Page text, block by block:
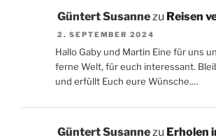
Güntert Susannezu Reisen
2. SEPTEMBER 2024
Hallo Gaby und Martin Eine für uns
ferne Welt, für euch interessant.
und erfüllt Euch eure Wünsche.…
Güntert Susannezu Erholen